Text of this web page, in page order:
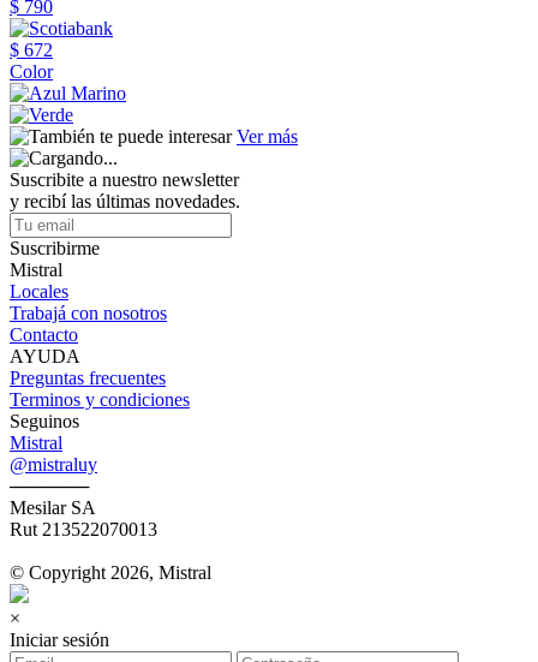
$ 790
$ 672
Color
Ver más
Suscribite a nuestro newsletter
y recibí las últimas novedades.
Suscribirme
Mistral
Locales
Trabajá con nosotros
Contacto
AYUDA
Preguntas frecuentes
Terminos y condiciones
Seguinos
Mistral
@mistraluy
──────
Mesilar SA
Rut 213522070013
© Copyright 2026, Mistral
×
Iniciar sesión